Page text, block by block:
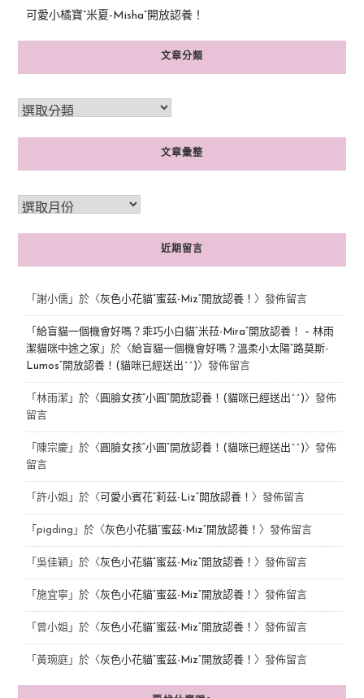
可愛小橘寶”米夏-Misha”開放認養！
文章分類
文章彙整
近期留言
「 謝小儒」於〈灰色小花貓“蜜茲-Miz”開放認養！ 〉發佈留言
「 給盲貓一個機會好嗎？乖巧小白貓“米菈-Mira”開放認養！ – 林雨
潔貓咪中途之家 」於〈給盲貓一個機會好嗎？溫柔小太陽“路莫斯-
Lumos”開放認養！(貓咪已經送出^^)〉發佈留言
「 林雨潔 」於〈 圓臉女孩“小圓”開放認養！(貓咪已經送出^^)〉發佈
留言
「 陳宗慶」於〈 圓臉女孩“小圓”開放認養！(貓咪已經送出^^)〉發佈
留言
「 許小姐 」於〈 可愛小賓花“莉茲-Liz”開放認養！ 〉發佈留言
「 pigding 」於〈灰色小花貓“蜜茲-Miz”開放認養！ 〉發佈留言
「 吳佳穎 」於〈灰色小花貓“蜜茲-Miz”開放認養！ 〉發佈留言
「 施宜寧 」於〈灰色小花貓“蜜茲-Miz”開放認養！ 〉發佈留言
「 曾小姐 」於〈灰色小花貓“蜜茲-Miz”開放認養！ 〉發佈留言
「 黃琬庭」於〈灰色小花貓“蜜茲-Miz”開放認養！ 〉發佈留言